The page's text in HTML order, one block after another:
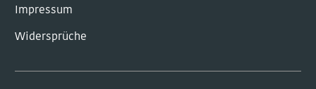
Impressum
Widersprüche